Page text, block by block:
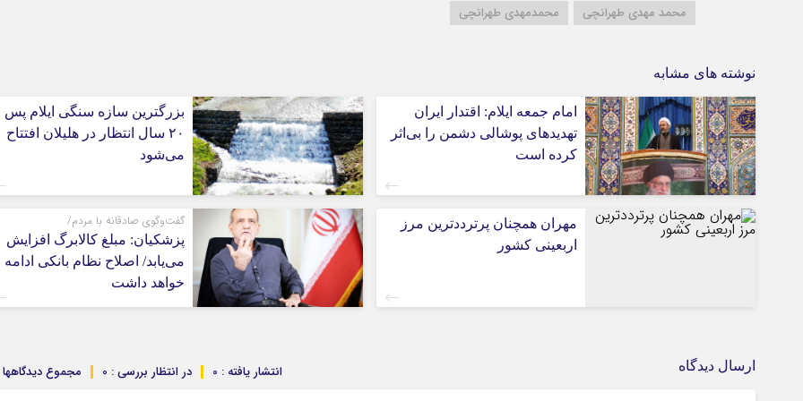
محمد مهدی طهرانچی محمدمهدی طهرانچی
نوشته های مشابه
امام جمعه ایلام: اقتدار ایران
تهدیدهای پوشالی دشمن را بی‌اثر
کرده است
بزرگترین سازه سنگی ایلام پس
۲۰ سال انتظار در هلیلان افتتاح
می‌شود
مهران همچنان پرترددترین مرز
اربعینی کشور
گفت‌وگوی صادقانه با مردم/
پزشکیان: مبلغ کالابرگ افزایش
می‌یابد/ اصلاح نظام بانکی ادامه
خواهد داشت
ارسال دیدگاه مجموع دیدگاهها در انتظار بررسی : 0 انتشار یافته : 0